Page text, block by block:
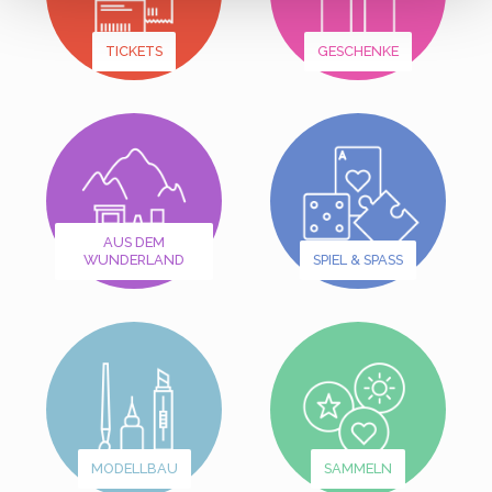
TICKETS GESCHENKE
AUS DEM
WUNDERLAND
SPIEL & SPASS
MODELLBAU SAMMELN